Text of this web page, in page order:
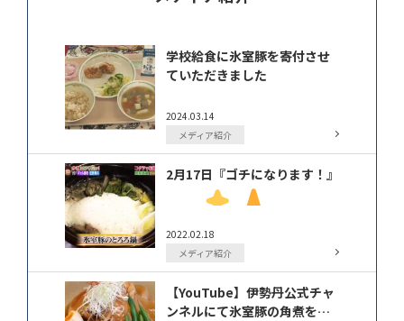
学校給食に氷室豚を寄付させ
ていただきました
2024.03.14
メディア紹介
2月17日『ゴチになります！』
に出演
2022.02.18
メディア紹介
【YouTube】伊勢丹公式チャ
ンネルにて氷室豚の角煮を投